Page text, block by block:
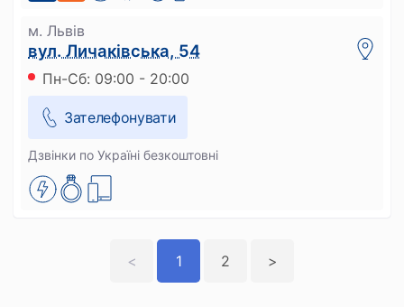
м. Львів
вул. Личаківська, 54
Пн-Сб: 09:00 - 20:00
Зателефонувати
Дзвінки по Україні безкоштовні
< 1 2 >